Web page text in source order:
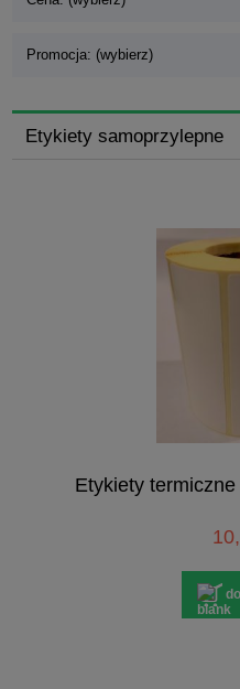
Promocja: (wybierz)
Etykiety samoprzylepne
Etykiety